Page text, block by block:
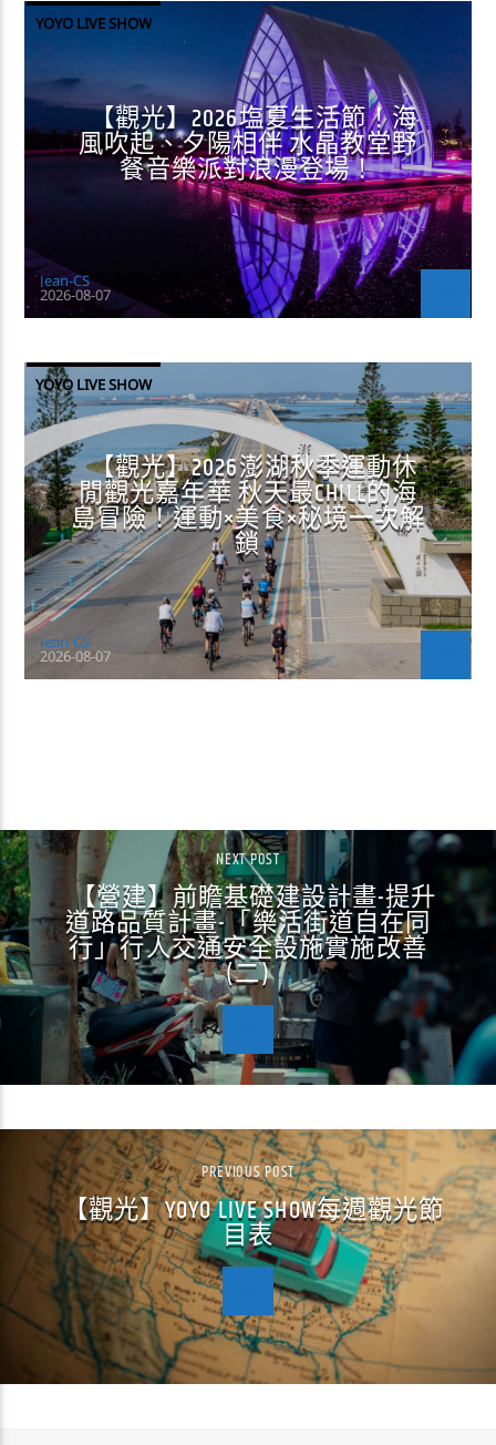
YOYO LIVE SHOW
【觀光】2026塩夏生活節！海
風吹起、夕陽相伴 水晶教堂野
餐音樂派對浪漫登場！
Jean-CS
2026-08-07
YOYO LIVE SHOW
【觀光】2026澎湖秋季運動休
閒觀光嘉年華 秋天最CHILL的海
島冒險！運動×美食×秘境一次解
鎖
Jean-CS
2026-08-07
NEXT POST
【營建】前瞻基礎建設計畫-提升
道路品質計畫-「樂活街道自在同
行」行人交通安全設施實施改善
(二)
PREVIOUS POST
【觀光】YOYO LIVE SHOW每週觀光節
目表